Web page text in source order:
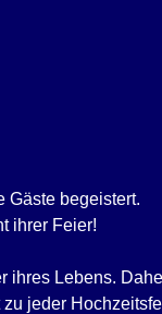
Gäste begeistert.
ihrer Feier!
ihres Lebens.
jeder